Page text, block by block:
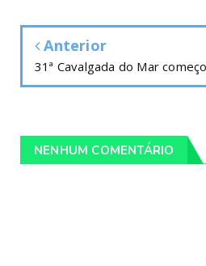
Anterior
31ª Cavalgada do Mar
NENHUM COMENTÁRIO